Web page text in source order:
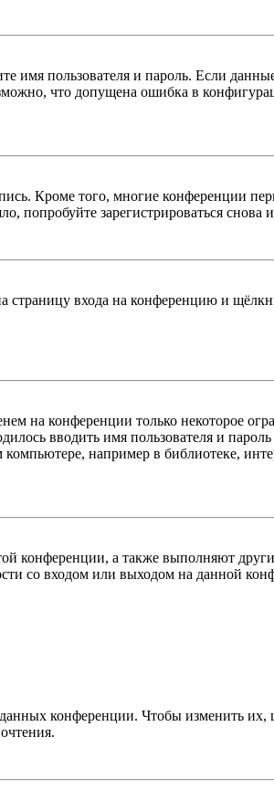
имя пользователя и пароль. Если
что допущена ошибка в
Кроме того, многие конференции
зарегистрироваться снова и
страницу входа на конференцию и
на конференции только некоторое
вводить имя пользователя и
например в библиотеке,
конференции, а также выполняют
со входом или выходом на данной
конференции. Чтобы изменить